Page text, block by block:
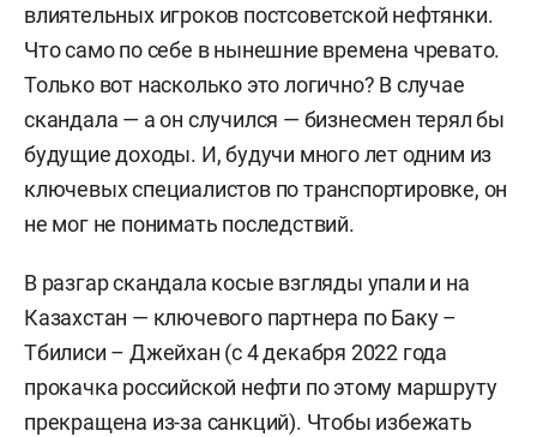
влиятельных игроков постсоветской нефтянки.
Что само по себе в нынешние времена чревато.
Только вот насколько это логично? В случае
скандала — а он случился — бизнесмен терял бы
будущие доходы. И, будучи много лет одним из
ключевых специалистов по транспортировке, он
не мог не понимать последствий.
В разгар скандала косые взгляды упали и на
Казахстан — ключевого партнера по Баку –
Тбилиси – Джейхан (с 4 декабря 2022 года
прокачка российской нефти по этому маршруту
прекращена из-за санкций). Чтобы избежать